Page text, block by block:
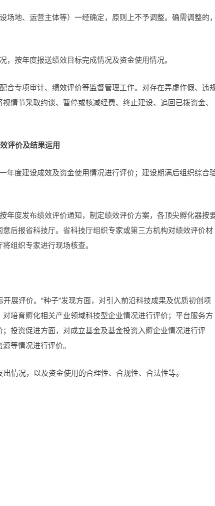
地、运营主体等）一经确定，原则上不予调整。确需调整的，
按年度报送绩效目标完成情况及资金使用情况。
合专项审计、绩效评价等监督管理工作。对存在弄虚作假、违
情节采取约谈、暂停或核减经费、终止建设、追回已拨资金、
评价及结果运用
年度建设成效及资金使用情况进行评价；建设期满后组织综合
年度发布绩效评价通知，制定绩效评价方案，各顶尖孵化器按
后报省科技厅。省科技厅组织专家或第三方机构对绩效评价材
组织专家进行现场核查。
展评价。“种子”发现方面，对引入前沿科技成果及优质初创项
培育孵化相关产业领域科技型企业情况进行评价；平台服务方
投资促进方面，对成立基金及基金投资入孵企业情况进行评
等情况进行评价。
情况，以及资金使用的合理性、合规性、合法性等。